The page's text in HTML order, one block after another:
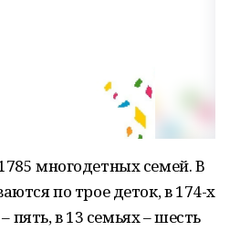
многодетных семей. В
по трое деток, в 174-х
пять, в 13 семьях – шесть